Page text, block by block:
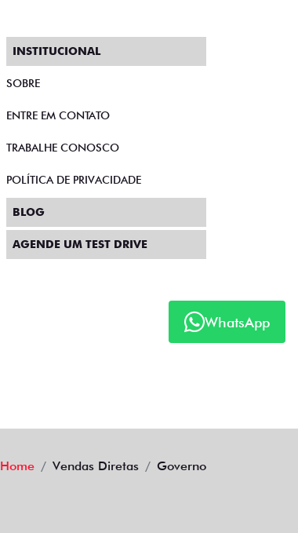
WhatsApp
INSTITUCIONAL
SOBRE
ENTRE EM CONTATO
TRABALHE CONOSCO
POLÍTICA DE PRIVACIDADE
BLOG
AGENDE UM TEST DRIVE
Home Vendas Diretas Governo